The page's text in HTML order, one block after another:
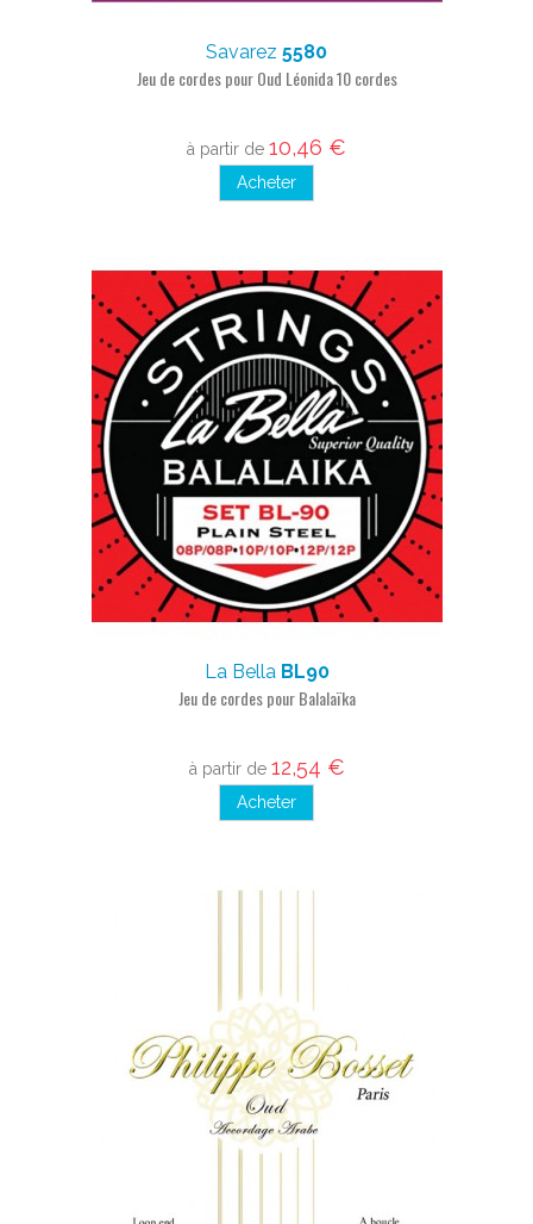
Savarez 5580
Jeu de cordes pour Oud Léonida 10 cordes
à partir de 10,46 €
Acheter
La Bella BL90
Jeu de cordes pour Balalaïka
à partir de 12,54 €
Acheter